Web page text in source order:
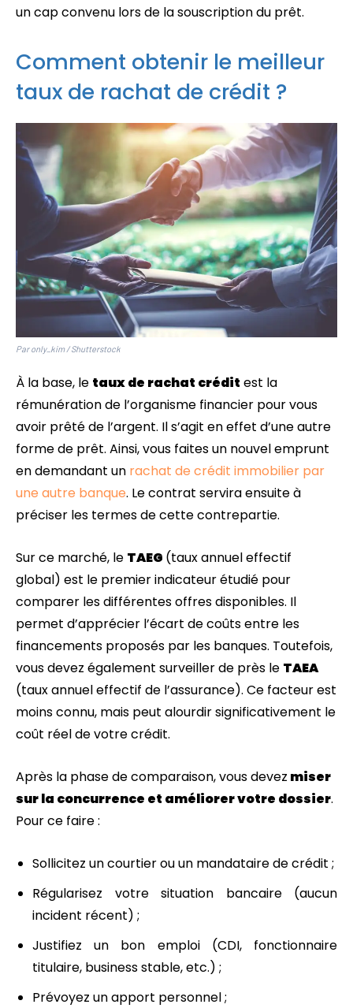
un cap convenu lors de la souscription du prêt.
Comment obtenir le meilleur
taux de rachat de crédit ?
Par only_kim / Shutterstock
À la base, le taux de rachat crédit est la
rémunération de l’organisme financier pour vous
avoir prêté de l’argent. Il s’agit en effet d’une autre
forme de prêt. Ainsi, vous faites un nouvel emprunt
en demandant un rachat de crédit immobilier par
une autre banque. Le contrat servira ensuite à
préciser les termes de cette contrepartie.
Sur ce marché, le TAEG (taux annuel effectif
global) est le premier indicateur étudié pour
comparer les différentes offres disponibles. Il
permet d’apprécier l’écart de coûts entre les
financements proposés par les banques. Toutefois,
vous devez également surveiller de près le TAEA
(taux annuel effectif de l’assurance). Ce facteur est
moins connu, mais peut alourdir significativement le
coût réel de votre crédit.
Après la phase de comparaison, vous devez miser
sur la concurrence et améliorer votre dossier.
Pour ce faire :
Sollicitez un courtier ou un mandataire de crédit ;
Régularisez votre situation bancaire (aucun
incident récent) ;
Justifiez un bon emploi (CDI, fonctionnaire
titulaire, business stable, etc.) ;
Prévoyez un apport personnel ;